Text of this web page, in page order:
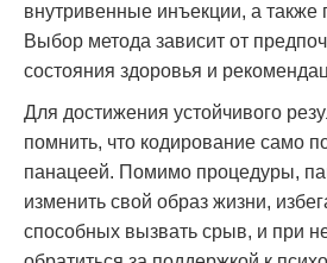
внутривенные инъекции, а также
Выбор метода зависит от
состояния здоровья и
Для достижения устойчивого
помнить, что кодирование само
панацеей. Помимо процедуры,
изменить свой образ жизни,
способных вызвать срыв, и при